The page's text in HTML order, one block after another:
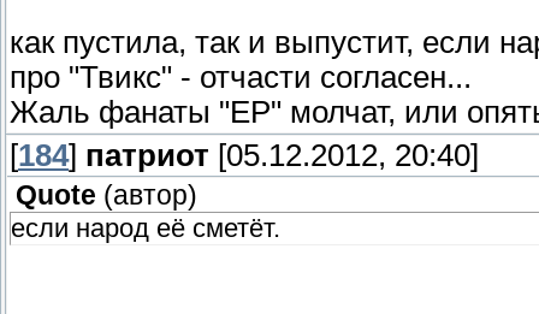
как пустила, так и выпустит, если
про "Твикс" - отчасти согласен...
Жаль фанаты "ЕР" молчат, или
[184] патриот [05.12.2012, 20:40]
Quote (автор)
если народ её сметёт.